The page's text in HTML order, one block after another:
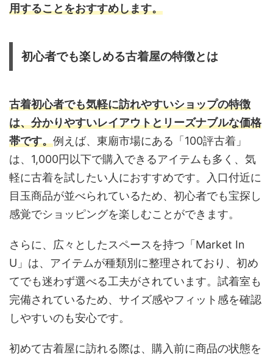
用することをおすすめします。
初心者でも楽しめる古着屋の特徴とは
古着初心者でも気軽に訪れやすいショップの特徴
は、分かりやすいレイアウトとリーズナブルな価格
帯です。例えば、東廟市場にある「100評古着」
は、1,000円以下で購入できるアイテムも多く、気
軽に古着を試したい人におすすめです。入口付近に
目玉商品が並べられているため、初心者でも宝探し
感覚でショッピングを楽しむことができます。
さらに、広々としたスペースを持つ「Market In
U」は、アイテムが種類別に整理されており、初め
てでも迷わず選べる工夫がされています。試着室も
完備されているため、サイズ感やフィット感を確認
しやすいのも安心です。
初めて古着屋に訪れる際は、購入前に商品の状態を